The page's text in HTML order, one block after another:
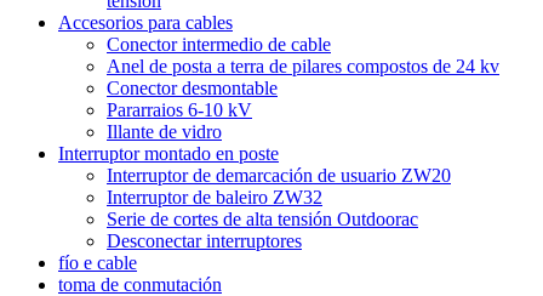
Accesorios para cables
Conector intermedio de cable
Anel de posta a terra de pilares compostos de 24 kv
Conector desmontable
Pararraios 6-10 kV
Illante de vidro
Interruptor montado en poste
Interruptor de demarcación de usuario ZW20
Interruptor de baleiro ZW32
Serie de cortes de alta tensión Outdoorac
Desconectar interruptores
fío e cable
toma de conmutación